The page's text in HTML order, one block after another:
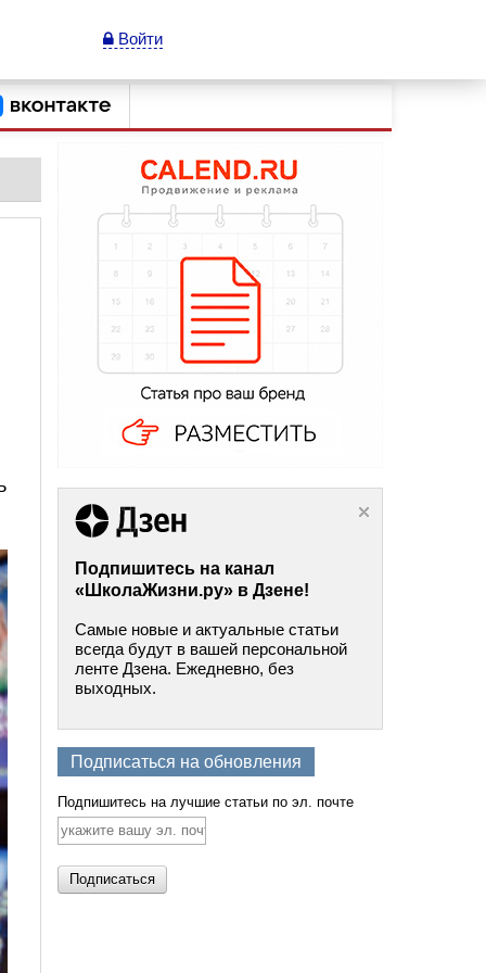
Войти
Подпишитесь на канал
«ШколаЖизни.ру» в Дзене!
Самые новые и актуальные статьи
всегда будут в вашей персональной
ленте Дзена. Ежедневно, без
выходных.
Подписаться на обновления
Подпишитесь на лучшие статьи по эл. почте